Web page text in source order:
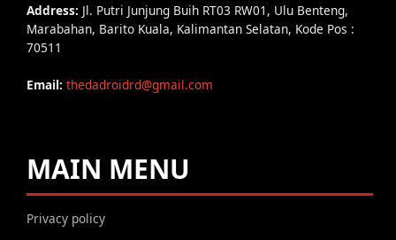
Address: Jl. Putri Junjung Buih RT03 RW01, Ulu Benteng,
Marabahan, Barito Kuala, Kalimantan Selatan, Kode Pos :
70511
Email: thedadroidrd@gmail.com
MAIN MENU
Privacy policy